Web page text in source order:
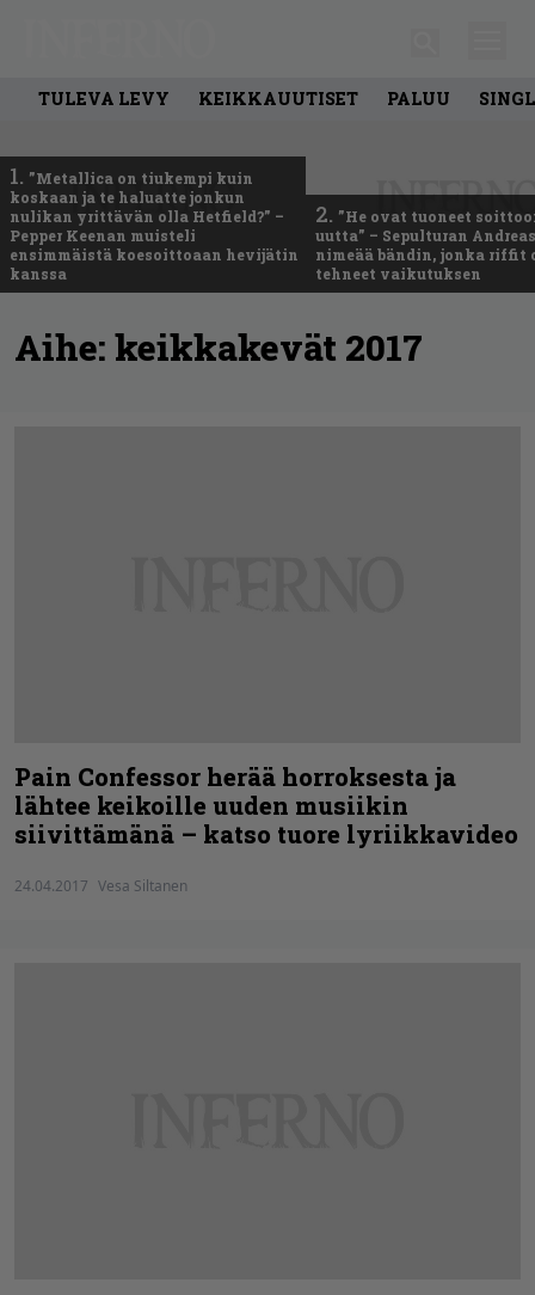
TULEVA LEVY KEIKKAUUTISET PALUU
1. ”Metallica on tiukempi kuin
koskaan ja te haluatte jonkun
nulikan yrittävän olla Hetfield?” –
Pepper Keenan muisteli
ensimmäistä koesoittoaan hevijätin
kanssa
2. ”He ovat tuoneet
uutta” – Sepulturan
nimeää bändin, jonka riffit
tehneet vaikutuksen
Aihe: keikkakevät 2017
Pain Confessor herää horroksesta ja
lähtee keikoille uuden musiikin
siivittämänä – katso tuore lyriikkavideo
24.04.2017 Vesa Siltanen